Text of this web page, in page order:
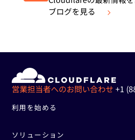
ブログを見る
営業担当者へのお問い合わせ +1
利用を始める
ソリューション